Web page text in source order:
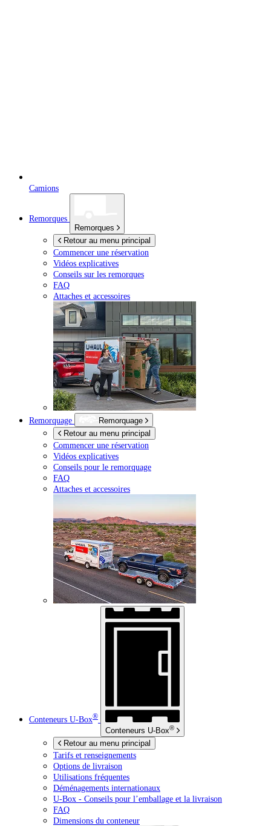
Camions
Remorques
Remorques
Retour au menu principal
Commencer une réservation
Vidéos explicatives
Conseils sur les remorques
FAQ
Attaches et accessoires
Remorquage
Remorquage
Retour au menu principal
Commencer une réservation
Vidéos explicatives
Conseils pour le remorquage
FAQ
Attaches et accessoires
Conteneurs U-Box®
Conteneurs U-Box®
Retour au menu principal
Tarifs et renseignements
Options de livraison
Utilisations fréquentes
Déménagements internationaux
U-Box - Conseils pour l’emballage et la livraison
FAQ
Dimensions du conteneur